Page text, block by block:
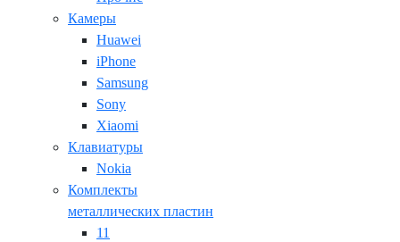
Камеры
Huawei
iPhone
Samsung
Sony
Xiaomi
Клавиатуры
Nokia
Комплекты
металлических пластин
11